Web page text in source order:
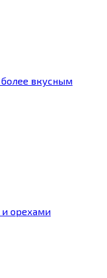
более вкусным
орехами